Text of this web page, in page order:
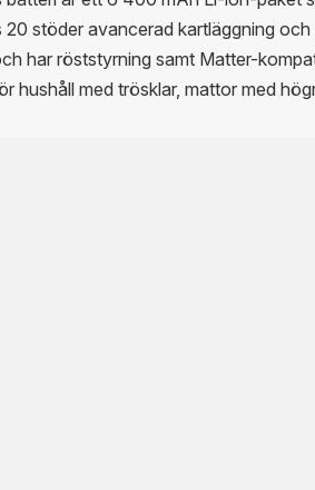
20 stöder avancerad kartläggning
har röststyrning samt Matter-
hushåll med trösklar, mattor med